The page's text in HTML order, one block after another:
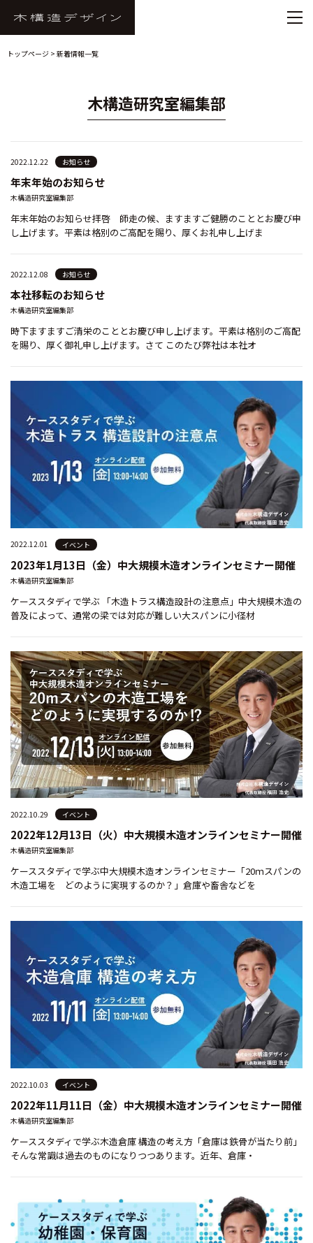
トップページ > 新着情報一覧
木構造研究室編集部
2022.12.22 お知らせ
年末年始のお知らせ
木構造研究室編集部
年末年始のお知らせ拝啓 師走の候、ますますご健勝のこととお慶び申
し上げます。平素は格別のご高配を賜り、厚くお礼申し上げま
2022.12.08 お知らせ
本社移転のお知らせ
木構造研究室編集部
時下ますますご清栄のこととお慶び申し上げます。平素は格別のご高配
を賜り、厚く御礼申し上げます。さて このたび弊社は本社オ
2022.12.01 イベント
2023年1月13日（金）中大規模木造オンラインセミナー開催
木構造研究室編集部
ケーススタディで学ぶ 「木造トラス構造設計の注意点」中大規模木造の
普及によって、通常の梁では対応が難しい大スパンに小径材
2022.10.29 イベント
2022年12月13日（火）中大規模木造オンラインセミナー開催
木構造研究室編集部
ケーススタディで学ぶ中大規模木造オンラインセミナー「20ｍスパンの
木造工場を どのように実現するのか？」倉庫や畜舎などを
2022.10.03 イベント
2022年11月11日（金）中大規模木造オンラインセミナー開催
木構造研究室編集部
ケーススタディで学ぶ木造倉庫 構造の考え方「倉庫は鉄骨が当たり前」
そんな常識は過去のものになりつつあります。近年、倉庫・